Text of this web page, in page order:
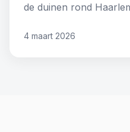
de duinen rond
4 maart 2026